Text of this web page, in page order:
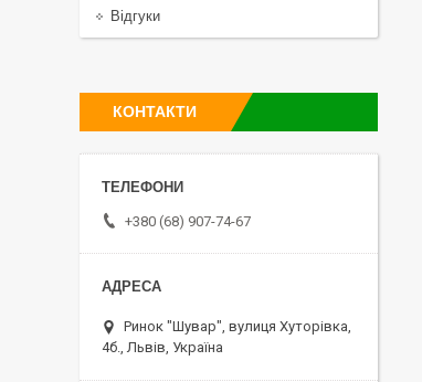
Відгуки
КОНТАКТИ
+380 (68) 907-74-67
Ринок "Шувар", вулиця Хуторівка,
4б., Львів, Україна